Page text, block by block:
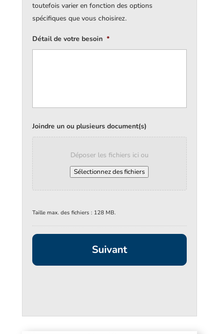
toutefois varier en fonction des options
spécifiques que vous choisirez.
Détail de votre besoin *
Joindre un ou plusieurs document(s)
Déposer les fichiers ici ou
Sélectionnez des fichiers
Taille max. des fichiers : 128 MB.